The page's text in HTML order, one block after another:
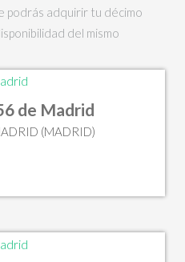
podrás adquirir tu décimo
del mismo
de Madrid
(MADRID)